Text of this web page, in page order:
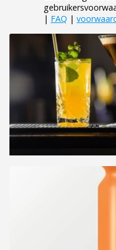
| FAQ |